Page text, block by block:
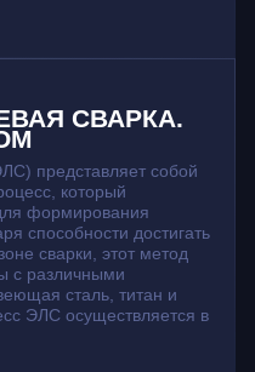
СВАРКА.
представляет собой
который
формирования
способности достигать
сварки, этот метод
с различными
сталь, титан и
ЭЛС осуществляется в